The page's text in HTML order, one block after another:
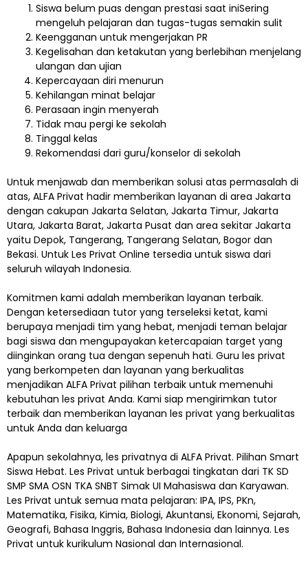
Siswa belum puas dengan prestasi saat iniSering
mengeluh pelajaran dan tugas-tugas semakin sulit
Keengganan untuk mengerjakan PR
Kegelisahan dan ketakutan yang berlebihan menjelang
ulangan dan ujian
Kepercayaan diri menurun
Kehilangan minat belajar
Perasaan ingin menyerah
Tidak mau pergi ke sekolah
Tinggal kelas
Rekomendasi dari guru/konselor di sekolah
Untuk menjawab dan memberikan solusi atas permasalah di
atas, ALFA Privat hadir memberikan layanan di area Jakarta
dengan cakupan Jakarta Selatan, Jakarta Timur, Jakarta
Utara, Jakarta Barat, Jakarta Pusat dan area sekitar Jakarta
yaitu Depok, Tangerang, Tangerang Selatan, Bogor dan
Bekasi. Untuk Les Privat Online tersedia untuk siswa dari
seluruh wilayah Indonesia.
Komitmen kami adalah memberikan layanan terbaik.
Dengan ketersediaan tutor yang terseleksi ketat, kami
berupaya menjadi tim yang hebat, menjadi teman belajar
bagi siswa dan mengupayakan ketercapaian target yang
diinginkan orang tua dengan sepenuh hati. Guru les privat
yang berkompeten dan layanan yang berkualitas
menjadikan ALFA Privat pilihan terbaik untuk memenuhi
kebutuhan les privat Anda. Kami siap mengirimkan tutor
terbaik dan memberikan layanan les privat yang berkualitas
untuk Anda dan keluarga
Apapun sekolahnya, les privatnya di ALFA Privat. Pilihan Smart
Siswa Hebat. Les Privat untuk berbagai tingkatan dari TK SD
SMP SMA OSN TKA SNBT Simak UI Mahasiswa dan Karyawan.
Les Privat untuk semua mata pelajaran: IPA, IPS, PKn,
Matematika, Fisika, Kimia, Biologi, Akuntansi, Ekonomi, Sejarah,
Geografi, Bahasa Inggris, Bahasa Indonesia dan lainnya. Les
Privat untuk kurikulum Nasional dan Internasional.